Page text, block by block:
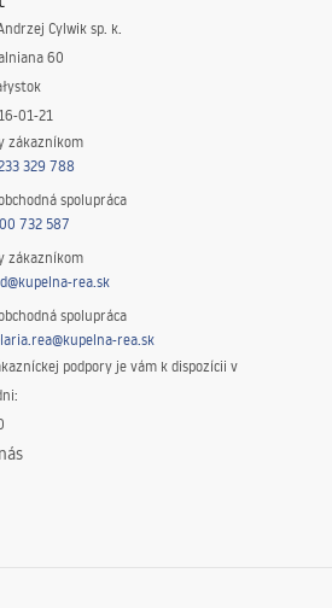
Cylwik sp. k.
60
01-21
zákazníkom
329 788
spolupráca
732 587
zákazníkom
rea.sk
spolupráca
rea.sk
podpory je vám k dispozícii v